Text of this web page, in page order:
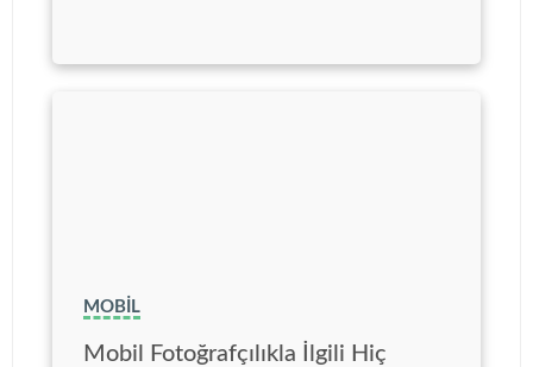
MOBIL
Mobil Fotoğrafçılıkla İlgili Hiç